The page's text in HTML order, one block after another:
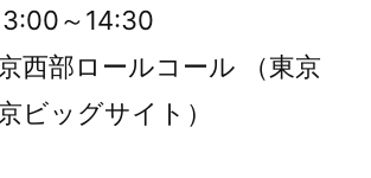
～14:30
西部ロールコール （東京
ビッグサイト）